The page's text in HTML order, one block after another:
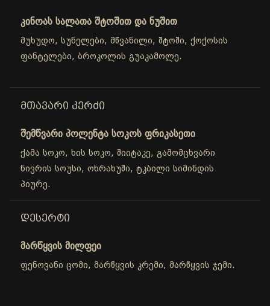
კინოას სალათა შტოშით და ნუშით
მუხუდო, სუნელები, მწვანილი, შტოში, ქოქოსის
ფანტელები, ბროკოლის გუაკამოლე.
ᲛᲗᲐᲕᲐᲠᲘ ᲙᲔᲠᲫᲘ
შემწვარი პოლენტა სოკოს ფრიკასეთი
ქამა სოკო, ხის სოკო, შიიტაკე, გამომცხვარი
ნივრის სოუსი, ოხრახუში, ტკბილი სიმინდის
პიურე.
ᲓᲔᲡᲔᲠᲢᲘ
მარწყვის მილფეი
ფენოვანი ცომი, მარწყვის კრემი, მარწყვის ჯემი.